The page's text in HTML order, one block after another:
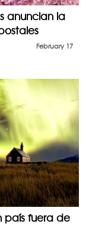
anuncian la
February 17
país fuera de